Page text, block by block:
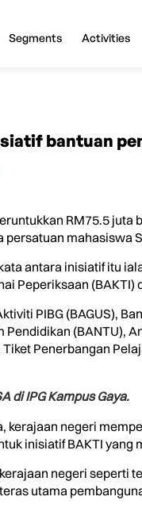
Segments Activities
bantuan
RM75.5
persatuan mahasiswa
antara inisiatif itu
Peperiksaan
PIBG (BAGUS),
Pendidikan (BANTU),
Penerbangan
di IPG Kampus Gaya.
kerajaan negeri
inisiatif BAKTI
negeri seperti
utama